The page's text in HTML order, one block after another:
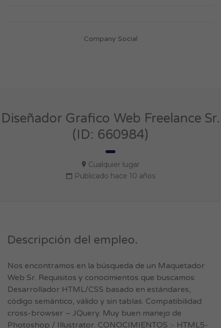
Company Social
Diseñador Grafico Web Freelance Sr.
(ID: 660984)
Cualquier lugar
Publicado hace 10 años
Descripción del empleo.
Nos encontramos en la búsqueda de un Maquetador
Web Sr. Requisitos y conocimientos que buscamos:
Desarrollador HTML/CSS basado en estándares,
código semántico, válido y sin tablas. Compatibilidad
cross-browser – JQuery. Muy buen manejo de
Photoshop / Illustrator. CONOCIMIENTOS :- HTML5-